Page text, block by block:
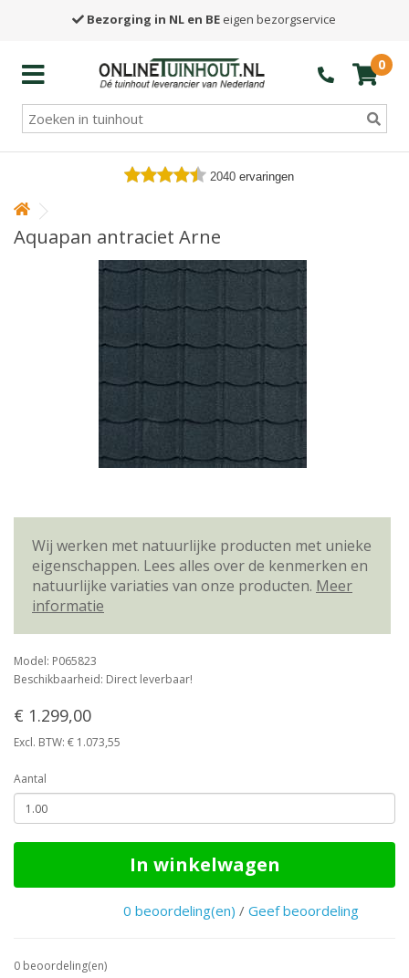
Bezorging in NL en BE eigen bezorgservice
0
2040 ervaringen
Aquapan antraciet Arne
Wij werken met natuurlijke producten met unieke
eigenschappen. Lees alles over de kenmerken en
natuurlijke variaties van onze producten. Meer
informatie
Model: P065823
Beschikbaarheid: Direct leverbaar!
€ 1.299,00
Excl. BTW: € 1.073,55
Aantal
In winkelwagen
0 beoordeling(en) / Geef beoordeling
0 beoordeling(en)